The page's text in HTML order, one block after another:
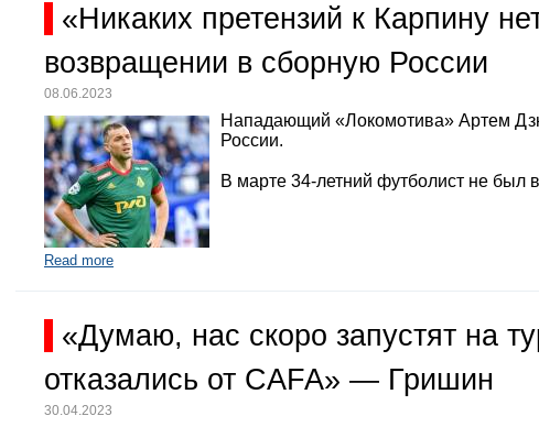
«Никаких претензий к Карпину
возвращении в сборную России
08.06.2023
Нападающий «Локомотива» Артем
России.
В марте 34-летний футболист не был
Read more
«Думаю, нас скоро запустят на
отказались от CAFA» — Гришин
30.04.2023